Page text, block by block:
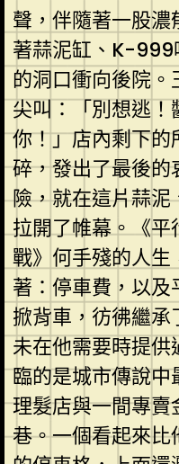
聲，伴隨著一股
著蒜泥缸、K-999
的洞口衝向後院
尖叫：「別想逃
你！」店內剩下
碎，發出了最後
險，就在這片蒜泥
拉開了帷幕。《
戰》何手殘的人
著：停車費，以
掀背車，彷彿繼
未在他需要時提
臨的是城市傳說
理髮店與一間專
巷。一個看起來